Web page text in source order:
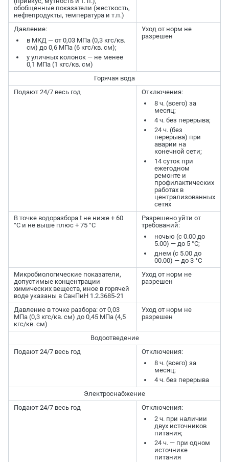
обобщенные показатели (жесткость,
нефтепродукты, температура и т.п.)
Давление:
в МКД — от 0,03 МПа (0,3 кгс/кв.
см) до 0,6 МПа (6 кгс/кв. см);
у уличных колонок — не менее
0,1 МПа (1 кгс/кв. см)
Уход от норм не
разрешен
Горячая вода
Подают 24/7 весь год
Отключения:
8 ч. (всего) за
месяц;
4 ч. без перерыва;
24 ч. (без
перерыва) при
аварии на
конечной сети;
14 суток при
ежегодном
ремонте и
профилактических
работах в
централизованных
сетях
В точке водоразбора t не ниже + 60
°C и не выше плюс + 75 °C
Разрешено уйти от
требований:
ночью (с 0.00 до
5.00) — до 5 °C;
днем (с 5.00 до
00.00) — до 3 °C
Микробиологические показатели,
допустимые концентрации
химических веществ, иное в горячей
воде указаны в СанПиН 1.2.3685-21
Уход от норм не
разрешен
Давление в точке разбора: от 0,03
МПа (0,3 кгс/кв. см) до 0,45 МПа (4,5
кгс/кв. см)
Уход от норм не
разрешен
Водоотведение
Подают 24/7 весь год
Отключения:
8 ч. (всего) за
месяц;
4 ч. без перерыва
Электроснабжение
Подают 24/7 весь год
Отключения:
2 ч. при наличии
двух источников
питания;
24 ч. — при одном
источнике
питания